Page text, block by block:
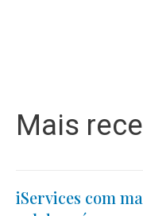
Mais
iServices com